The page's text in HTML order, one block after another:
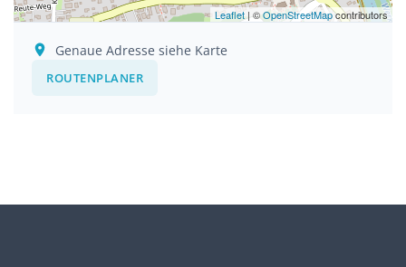
Leaflet | ©OpenStreetMapcontributors
Genaue Adresse siehe Karte
ROUTENPLANER